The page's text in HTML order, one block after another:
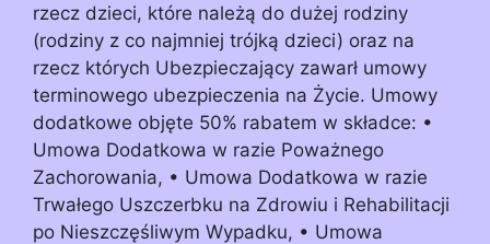
rzecz dzieci, które należą do dużej rodziny
(rodziny z co najmniej trójką dzieci) oraz na
rzecz których Ubezpieczający zawarł umowy
terminowego ubezpieczenia na Życie. Umowy
dodatkowe objęte 50% rabatem w składce: •
Umowa Dodatkowa w razie Poważnego
Zachorowania, • Umowa Dodatkowa w razie
Trwałego Uszczerbku na Zdrowiu i Rehabilitacji
po Nieszczęśliwym Wypadku, • Umowa